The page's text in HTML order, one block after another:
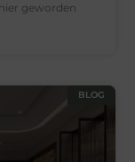
geworden
BLOG